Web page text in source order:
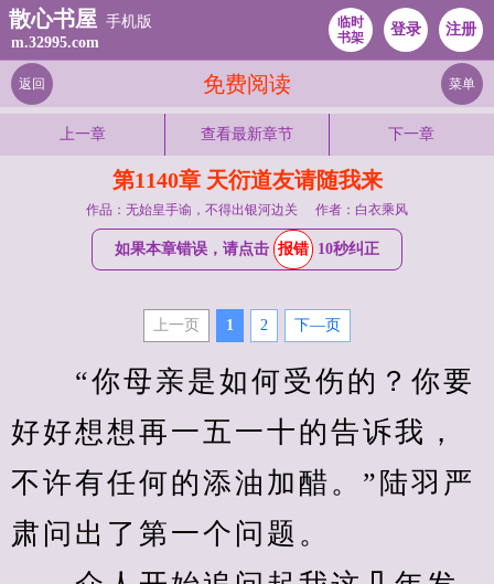
散心书屋 手机版
m.32995.com
临时
书架
登录 注册
免费阅读
返回 菜单
上一章 查看最新章节 下一章
第1140章 天衍道友请随我来
作品：无始皇手谕，不得出银河边关 作者：白衣乘风
如果本章错误，请点击 报错 10秒纠正
上一页 1 2 下—页
“你母亲是如何受伤的？你要
好好想想再一五一十的告诉我，
不许有任何的添油加醋。”陆羽严
肃问出了第一个问题。